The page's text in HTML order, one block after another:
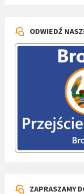
ODWIEDŹ
ZAPRASZAMY